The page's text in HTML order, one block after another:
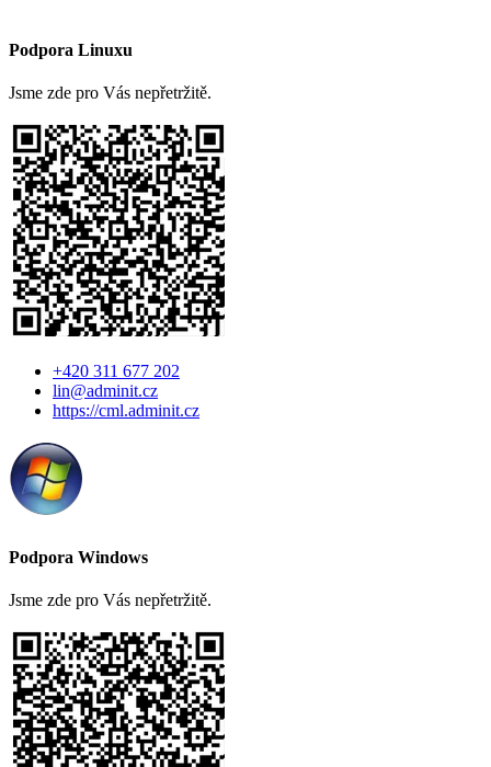
Podpora Linuxu
Jsme zde pro Vás nepřetržitě.
+420 311 677 202
lin@adminit.cz
https://cml.adminit.cz
Podpora Windows
Jsme zde pro Vás nepřetržitě.